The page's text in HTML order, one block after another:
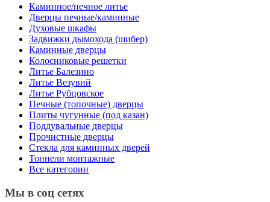
Каминное/печное литье
Дверцы печные/каминные
Духовые шкафы
Задвижки дымохода (шибер)
Каминные дверцы
Колосниковые решетки
Литье Балезино
Литье Везувий
Литье Рубцовское
Печные (топочные) дверцы
Плиты чугунные (под казан)
Поддувальные дверцы
Прочистные дверцы
Стекла для каминных дверей
Тоннели монтажные
Все категории
Мы в соц сетях